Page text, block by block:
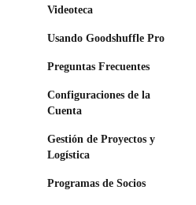
Videoteca
Usando Goodshuffle Pro
Preguntas Frecuentes
Configuraciones de la
Cuenta
Gestión de Proyectos y
Logística
Programas de Socios